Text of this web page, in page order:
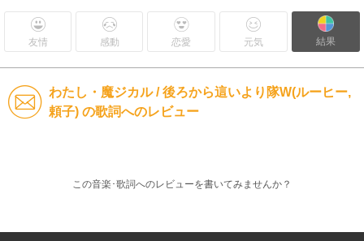
友情 感動 恋愛 元気 結果
わたし・魔ジカル / 後ろから這いより隊W(ルーヒー,
頼子) の歌詞へのレビュー
この音楽･歌詞へのレビューを書いてみませんか？